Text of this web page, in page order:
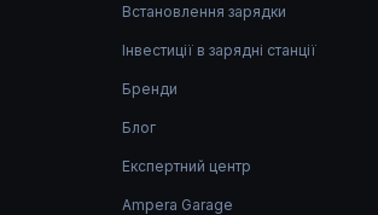
Встановлення зарядки
Інвестиції в зарядні станції
Бренди
Блог
Експертний центр
Ampera Garage